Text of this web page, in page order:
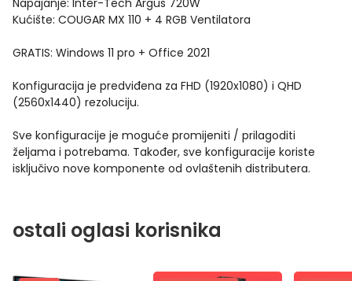
Napajanje: Inter-Tech Argus 720W
Kućište: COUGAR MX 110 + 4 RGB Ventilatora
GRATIS: Windows 11 pro + Office 2021
Konfiguracija je predviđena za FHD (1920x1080) i QHD
(2560x1440) rezoluciju.
Sve konfiguracije je moguće promijeniti / prilagoditi
željama i potrebama. Također, sve konfiguracije koriste
isključivo nove komponente od ovlaštenih distributera.
ostali oglasi korisnika